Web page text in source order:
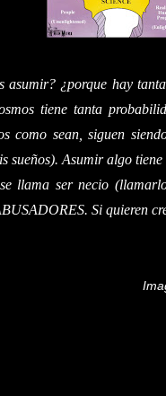
asumir? ¿porque hay
tiene tanta
como sean, siguen
sueños). Asumir algo
llama ser necio
Si quieren